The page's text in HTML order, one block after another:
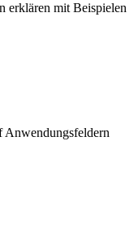
erklären mit Beispielen
Anwendungsfeldern